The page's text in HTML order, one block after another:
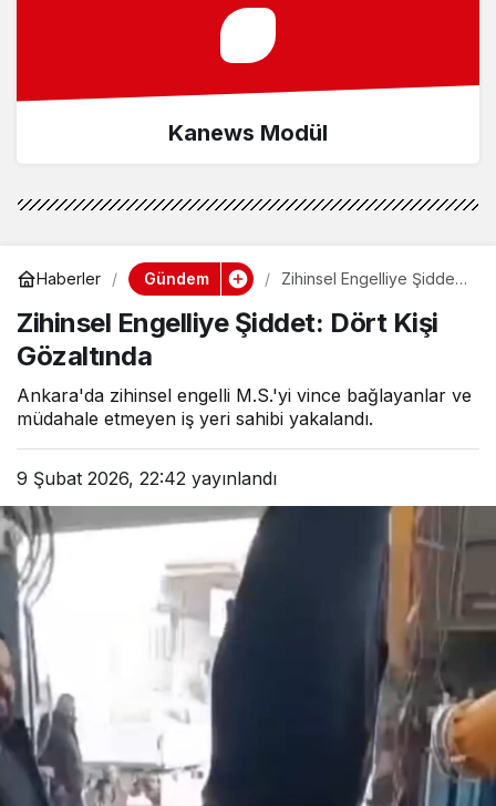
Kanews Modül
Haberler Gündem
Zihinsel Engelliye Şiddet:
Zihinsel Engelliye Şiddet: Dört Kişi
Gözaltında
Ankara'da zihinsel engelli M.S.'yi vince bağlayanlar ve
müdahale etmeyen iş yeri sahibi yakalandı.
9 Şubat 2026, 22:42 yayınlandı